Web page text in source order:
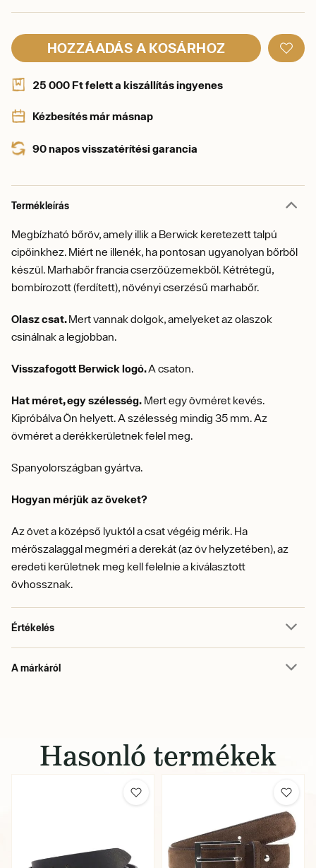
HOZZÁADÁS A KOSÁRHOZ
25 000 Ft felett a kiszállítás ingyenes
Kézbesítés már másnap
90 napos visszatérítési garancia
Termékleírás
Megbízható bőröv, amely illik a Berwick keretezett talpú
cipőinkhez. Miért ne illenék, ha pontosan ugyanolyan bőrből
készül. Marhabőr francia cserzőüzemekből. Kétrétegű,
bombírozott (ferdített), növényi cserzésű marhabőr.
Olasz csat.Mert vannak dolgok, amelyeket az olaszok
csinálnak a legjobban.
Visszafogott Berwick logó.A csaton.
Hat méret, egy szélesség. Mert egy övméret kevés.
Kipróbálva Ön helyett. A szélesség mindig 35 mm. Az
övméret a derékkerületnek felel meg.
Spanyolországban gyártva.
Hogyan mérjük az öveket?
Az övet a középső lyuktól a csat végéig mérik. Ha
mérőszalaggal megméri a derekát (az öv helyzetében), az
eredeti kerületnek meg kell felelnie a kiválasztott
övhossznak.
Értékelés
A márkáról
Hasonló termékek